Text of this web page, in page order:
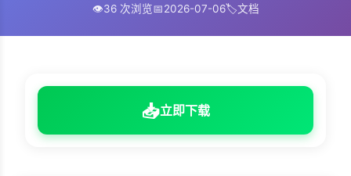
👁️36 次浏览📅2026-07-06🏷️文档
📥立即下载